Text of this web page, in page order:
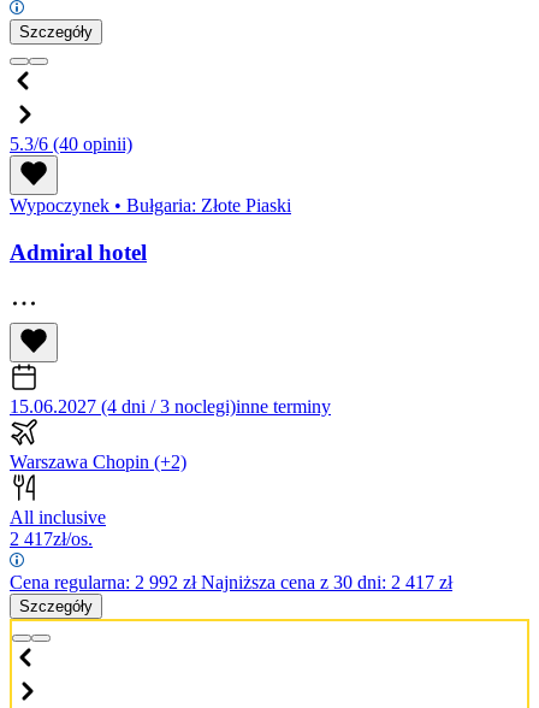
Szczegóły
5.3/6 (40 opinii)
Wypoczynek • Bułgaria: Złote Piaski
Admiral hotel
15.06.2027 (4 dni / 3 noclegi)inne terminy
Warszawa Chopin (+2)
All inclusive
2 417zł/os.
Cena regularna: 2 992 złNajniższa cena z 30 dni: 2 417 zł
Szczegóły